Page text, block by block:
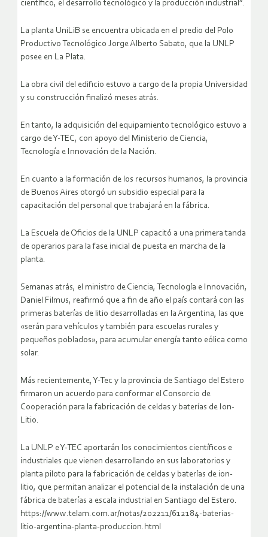
científico, el desarrollo tecnológico y la producción industrial”.
La planta UniLiB se encuentra ubicada en el predio del Polo
Productivo Tecnológico Jorge Alberto Sabato, que la UNLP
posee en La Plata.
La obra civil del edificio estuvo a cargo de la propia Universidad
y su construcción finalizó meses atrás.
En tanto, la adquisición del equipamiento tecnológico estuvo a
cargo de Y-TEC, con apoyo del Ministerio de Ciencia,
Tecnología e Innovación de la Nación.
En cuanto a la formación de los recursos humanos, la provincia
de Buenos Aires otorgó un subsidio especial para la
capacitación del personal que trabajará en la fábrica.
La Escuela de Oficios de la UNLP capacitó a una primera tanda
de operarios para la fase inicial de puesta en marcha de la
planta.
Semanas atrás, el ministro de Ciencia, Tecnología e Innovación,
Daniel Filmus, reafirmó que a fin de año el país contará con las
primeras baterías de litio desarrolladas en la Argentina, las que
«serán para vehículos y también para escuelas rurales y
pequeños poblados», para acumular energía tanto eólica como
solar.
Más recientemente, Y-Tec y la provincia de Santiago del Estero
firmaron un acuerdo para conformar el Consorcio de
Cooperación para la fabricación de celdas y baterías de Ion-
Litio.
La UNLP e Y-TEC aportarán los conocimientos científicos e
industriales que vienen desarrollando en sus laboratorios y
planta piloto para la fabricación de celdas y baterías de ion-
litio, que permitan analizar el potencial de la instalación de una
fábrica de baterías a escala industrial en Santiago del Estero.
https://www.telam.com.ar/notas/202211/612184-baterias-
litio-argentina-planta-produccion.html